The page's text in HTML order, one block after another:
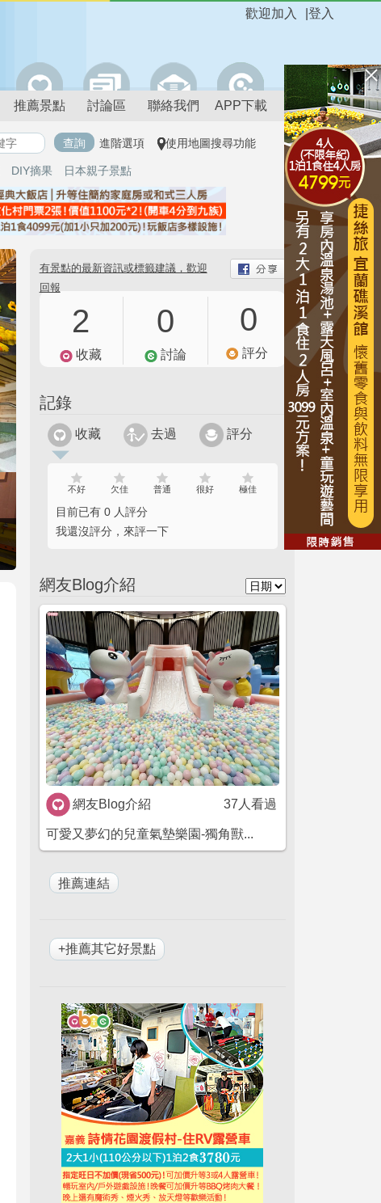
登入
歡迎加入
推薦景點 討論區 聯絡我們 APP下載
進階選項 使用地圖搜尋功能
DIY摘果 日本親子景點
有景點的最新資訊或標籤建議，歡迎
回報
2
收藏
0
討論
0
評分
記錄
收藏 去過 評分
不好 欠佳 普通 很好 極佳
目前已有 0 人評分
我還沒評分，來評一下
網友Blog介紹
網友Blog介紹 37人看過
可愛又夢幻的兒童氣墊樂園-獨角獸...
+推薦其它好景點